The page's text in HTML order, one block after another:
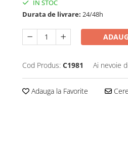
IN STOC
Durata de livrare: 24/48h
Cod Produs: C1981 Ai nevoie
Adauga la Favorite